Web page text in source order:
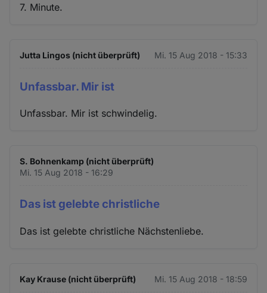
7. Minute.
Jutta Lingos (nicht überprüft) Mi. 15 Aug 2018 - 15:33
Unfassbar. Mir ist
Unfassbar. Mir ist schwindelig.
S. Bohnenkamp (nicht überprüft)
Mi. 15 Aug 2018 - 16:29
Das ist gelebte christliche
Das ist gelebte christliche Nächstenliebe.
Kay Krause (nicht überprüft) Mi. 15 Aug 2018 - 18:59